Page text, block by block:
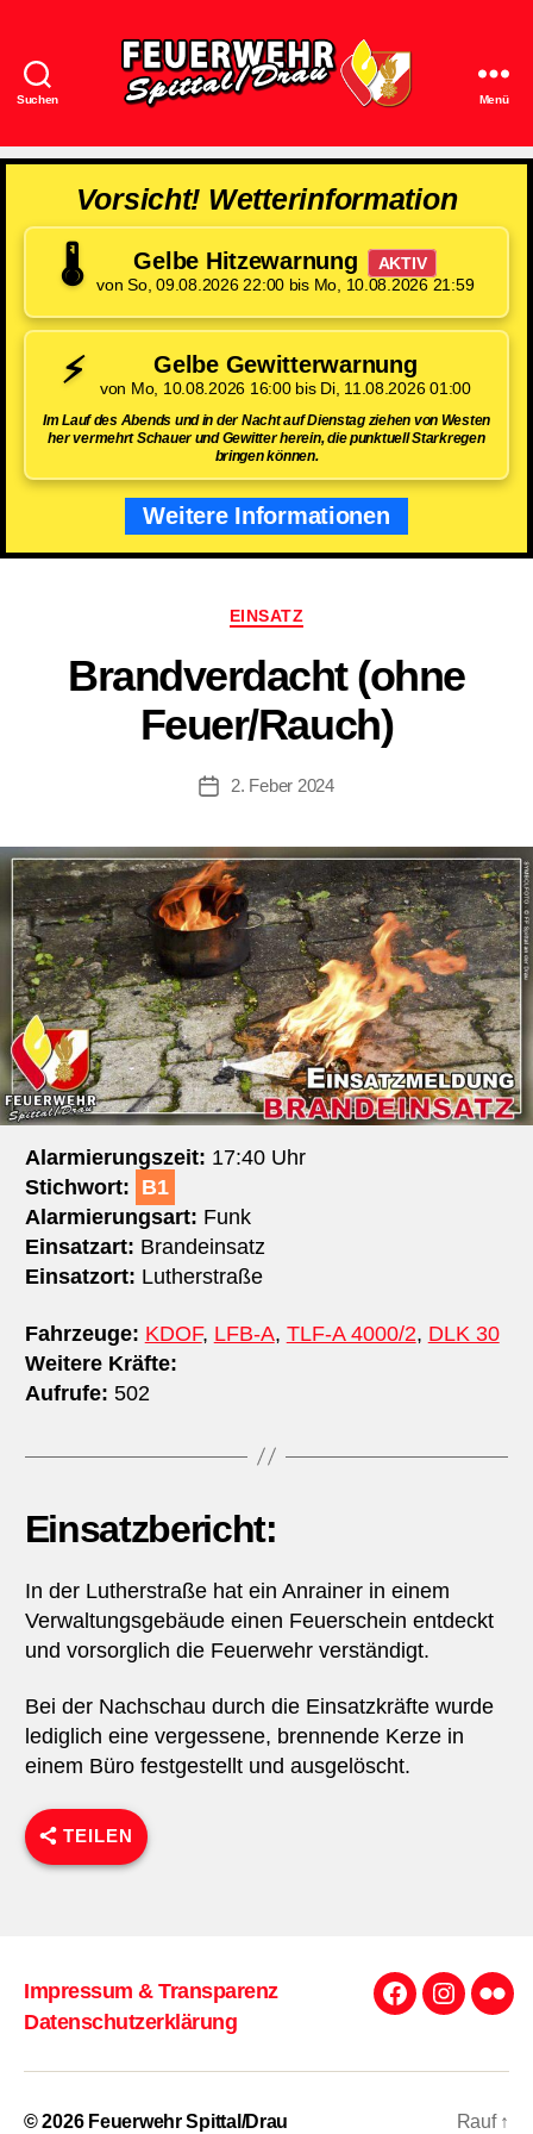
Suchen
Spittal/Drau
Menü
Vorsicht! Wetterinformation
🌡️ Gelbe Hitzewarnung
AKTIV
von So, 09.08.2026 22:00 bis Mo, 10.08.2026 21:59
⚡ Gelbe Gewitterwarnung
von Mo, 10.08.2026 16:00 bis Di, 11.08.2026 01:00
Im Lauf des Abends und in der Nacht auf Dienstag ziehen von Westen
her vermehrt Schauer und Gewitter herein, die punktuell Starkregen
bringen können.
Weitere Informationen
Kategorien
EINSATZ
Brandverdacht (ohne
Feuer/Rauch)
Beitragsdatum
2. Feber 2024
Alarmierungszeit: 17:40 Uhr
Stichwort: B1
Alarmierungsart: Funk
Einsatzart: Brandeinsatz
Einsatzort: Lutherstraße
Fahrzeuge: KDOF, LFB-A, TLF-A 4000/2, DLK 30
Weitere Kräfte:
Aufrufe: 502
Einsatzbericht:
In der Lutherstraße hat ein Anrainer in einem
Verwaltungsgebäude einen Feuerschein entdeckt
und vorsorglich die Feuerwehr verständigt.
Bei der Nachschau durch die Einsatzkräfte wurde
lediglich eine vergessene, brennende Kerze in
einem Büro festgestellt und ausgelöscht.
TEILEN
Impressum & Transparenz
Datenschutzerklärung
Facebook
© 2026 Feuerwehr Spittal/Drau Rauf ↑